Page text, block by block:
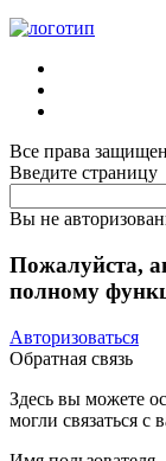
Все права
Введите страницу
Вы не
Пожалуйста,
полному
Авторизоваться
Обратная связь
Здесь вы можете
могли связаться с